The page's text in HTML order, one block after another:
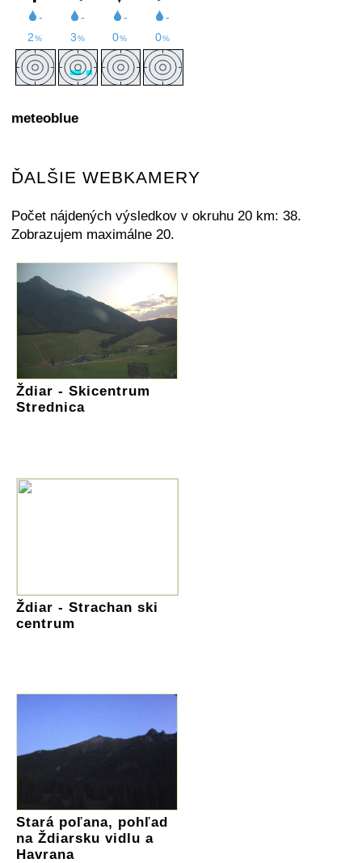
meteoblue
ĎALŠIE WEBKAMERY
Počet nájdených výsledkov v okruhu 20 km: 38.
Zobrazujem maximálne 20.
Ždiar - Skicentrum
Strednica
Ždiar - Strachan ski
centrum
Stará poľana, pohľad
na Ždiarsku vidlu a
Havrana